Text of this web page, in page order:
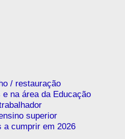
/ restauração
na área da Educação
superior
a cumprir em 2026